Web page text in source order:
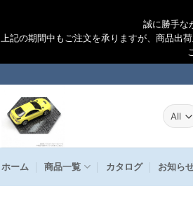
誠に勝手な
上記の期間中もご注文を承りますが、商品出
ホーム 商品一覧 カタログ お知ら